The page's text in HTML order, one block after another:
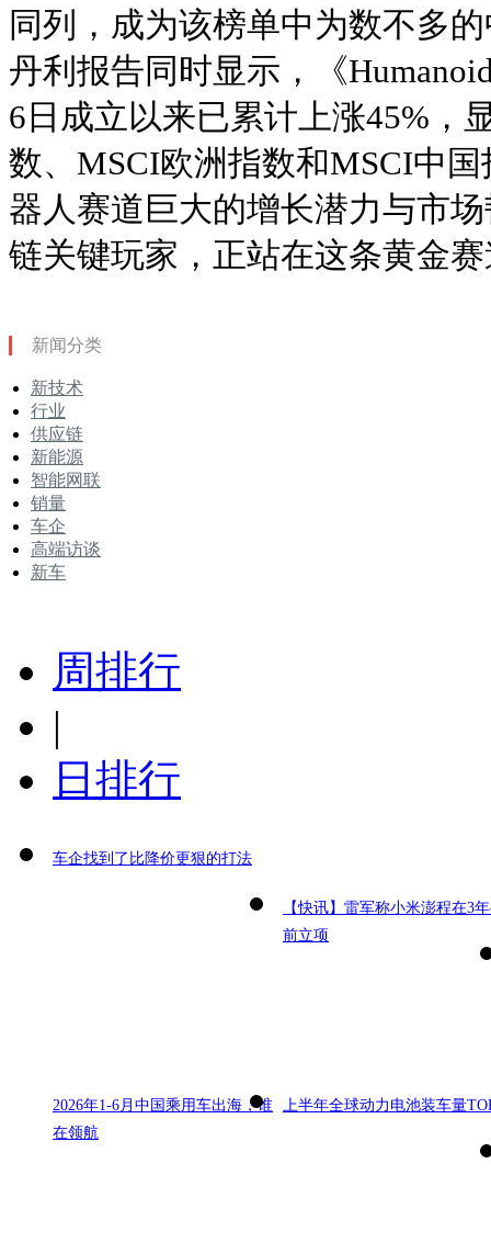
同列，成为该榜单中为数不多
丹利报告同时显示，《
6日成立以来已累计上涨45%，
数、MSCI欧洲指数和MSCI中
器人赛道巨大的增长潜力与市
链关键玩家，正站在这条黄金
新闻分类
新技术
行业
供应链
新能源
智能网联
销量
车企
高端访谈
新车
周排行
|
日排行
车企找到了比降价更狠的打法
【快讯】雷军称小米澎程在3
前立项
2026年1-6月中国乘用车出海，谁
在领航
上半年全球动力电池装车量